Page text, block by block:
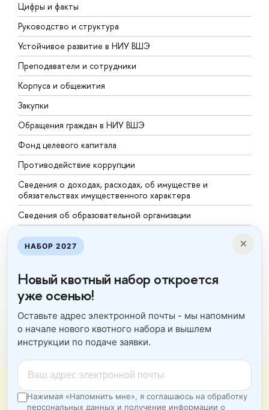
Мы используем файлы cookies для улучшения работы сайта
НИУ ВШЭ и большего удобства его использования. Более
подробную информацию об использовании файлов cookies
Цифры и факты
Руководство и структура
Устойчивое развитие в НИУ ВШЭ
Преподаватели и сотрудники
Корпуса и общежития
Закупки
Обращения граждан в НИУ ВШЭ
Фонд целевого капитала
Противодействие коррупции
Сведения о доходах, расходах, об имуществе и
обязательствах имущественного характера
Сведения об образовательной организации
Людям с ограниченными возможностями здоровья
Единая платежная страница
Работа в Вышке
http://www.minobrnauki.gov.ru/
Министерство науки и высшего образования РФ
Министерство просвещения РФ
https://elearning.hse.ru/mooc
Массовые открытые онлайн-курсы
×
НАБОР 2027
Новый квотный набор откроется
уже осенью!
Оставьте адрес электронной почты - мы напомним
о начале нового квотного набора и вышлем
инструкции по подаче заявки.
Нажимая «Напомнить мне», я соглашаюсь на обработку
персональных данных и получение информации о